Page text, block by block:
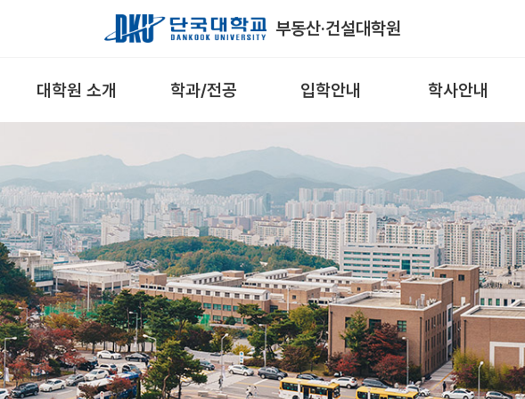
Skip to Main Content
부동산·건설대학원
대학원 소개 학과/전공 입학안내 학사안내